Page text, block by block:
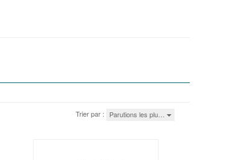
Trier par : Parutions les plu…